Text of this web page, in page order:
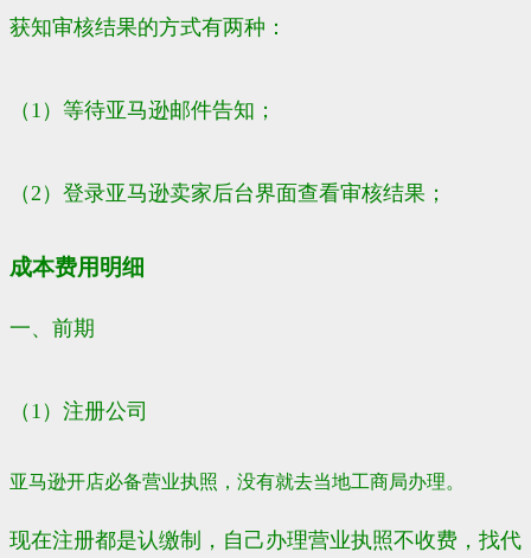
获知审核结果的方式有两种：
（1）等待亚马逊邮件告知；
（2）登录亚马逊卖家后台界面查看审核结果；
成本费用明细
一、前期
（1）注册公司
亚马逊开店必备营业执照，没有就去当地工商局办理。
现在注册都是认缴制，自己办理营业执照不收费，找代